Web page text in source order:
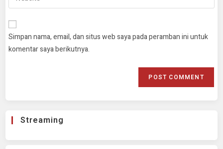
Simpan nama, email, dan situs web saya pada peramban ini untuk
komentar saya berikutnya.
Streaming